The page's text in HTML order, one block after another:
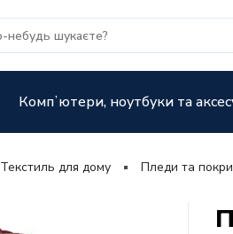
Компʼютери, ноутбуки та
Текстиль для дому Пледи та